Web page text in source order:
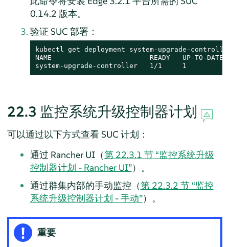
0.14.2 版本。
验证 SUC 部署：
kubectl get deployment system-upgrade-
NAME                        READY   UP-TO-DATE
system-upgrade-controller   1/1     1
22.3 监控系统升级控制器计划
可以通过以下方式查看 SUC 计划：
通过 Rancher UI（第 22.3.1 节 “监控系统升级
控制器计划 - Rancher UI”）。
通过群集内部的手动监控（第 22.3.2 节 “监控
系统升级控制器计划 - 手动”）。
重要